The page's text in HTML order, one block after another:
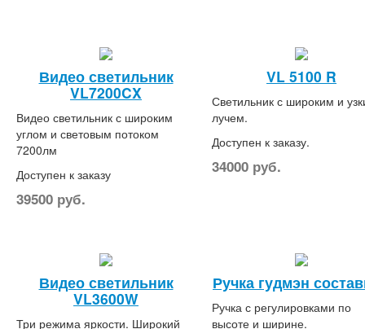
Видео светильник
VL7200CX
Видео светильник с широким
углом и световым потоком
7200лм
Доступен к заказу
39500 руб.
VL 5100 R
Светильник с широким и
лучем.
Доступен к заказу.
34000 руб.
Видео светильник
VL3600W
Три режима яркости. Широкий
Ручка гудмэн
Ручка с регулировками по
высоте и ширине.